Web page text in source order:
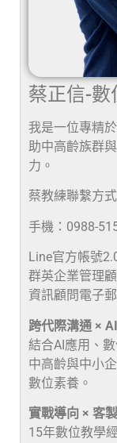
蔡正信-數
我是一位專精
助中高齡族群
力。
蔡教練聯繫方式
手機：0988-
Line官方帳號
群英企業管理
資訊顧問電子郵
跨代際溝通 ×
結合AI應用、
中高齡與中小
數位素養。
實戰導向 × 客
15年數位教學